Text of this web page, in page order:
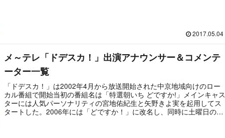
「UP！」から「アップ！」に変更している。この記事ではメ～テレ
他コーナー担当、ナレーターの情報をまとめた。
2017.05.04
メ～テレ「ドデスカ！」出演アナウンサー＆コメンテ
ーター一覧
「ドデスカ！」は2002年4月から放送開始された中京地域向けのロー
カル番組で開始当初の番組名は「特選朝いち どですか!」メインキャス
ターには人気パーソナリティの宮地佑紀生と矢野きよ実を起用してス
タートした。2006年には「どですか！」に改名し、同時に土曜日の放